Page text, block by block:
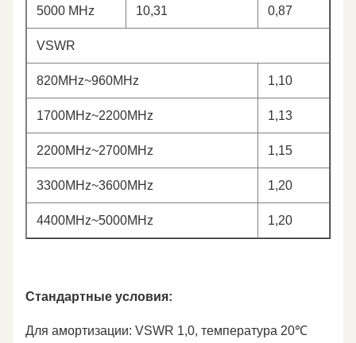
5000 MHz 10,31 0,87
VSWR
820MHz~960MHz 1,10
1700MHz~2200MHz 1,13
2200MHz~2700MHz 1,15
3300MHz~3600MHz 1,20
4400MHz~5000MHz 1,20
Стандартные условия:
Для амортизации: VSWR 1,0, температура 20℃